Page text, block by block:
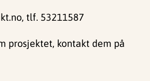
tlf. 53211587
prosjektet, kontakt dem på